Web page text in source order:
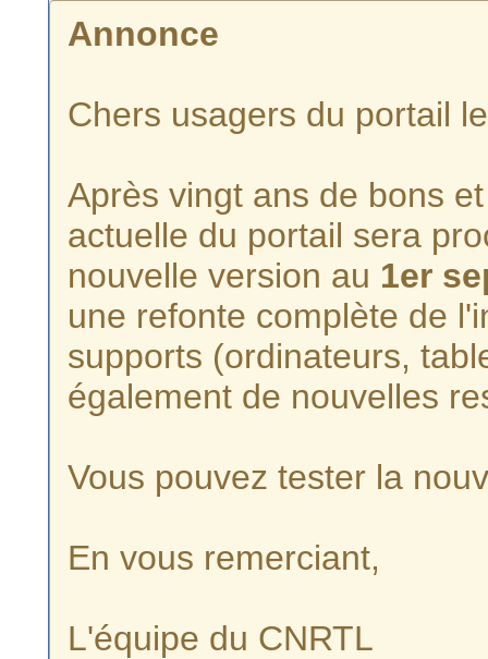
Annonce
Chers usagers du portail
Après vingt ans de bons
actuelle du portail sera
nouvelle version au 1er
une refonte complète de
supports (ordinateurs,
également de nouvelles
Vous pouvez tester la
En vous remerciant,
L'équipe du CNRTL